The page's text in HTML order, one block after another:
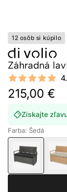
12 osôb si kúpilo
Záhradná
Reviews
4.55 out of 5 stars
215,00 €
Získajte
Farba: Šedá